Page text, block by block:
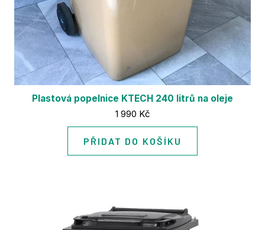
Plastová popelnice KTECH 240 litrů na oleje
Cena:
1 990 Kč
PŘIDAT DO KOŠÍKU